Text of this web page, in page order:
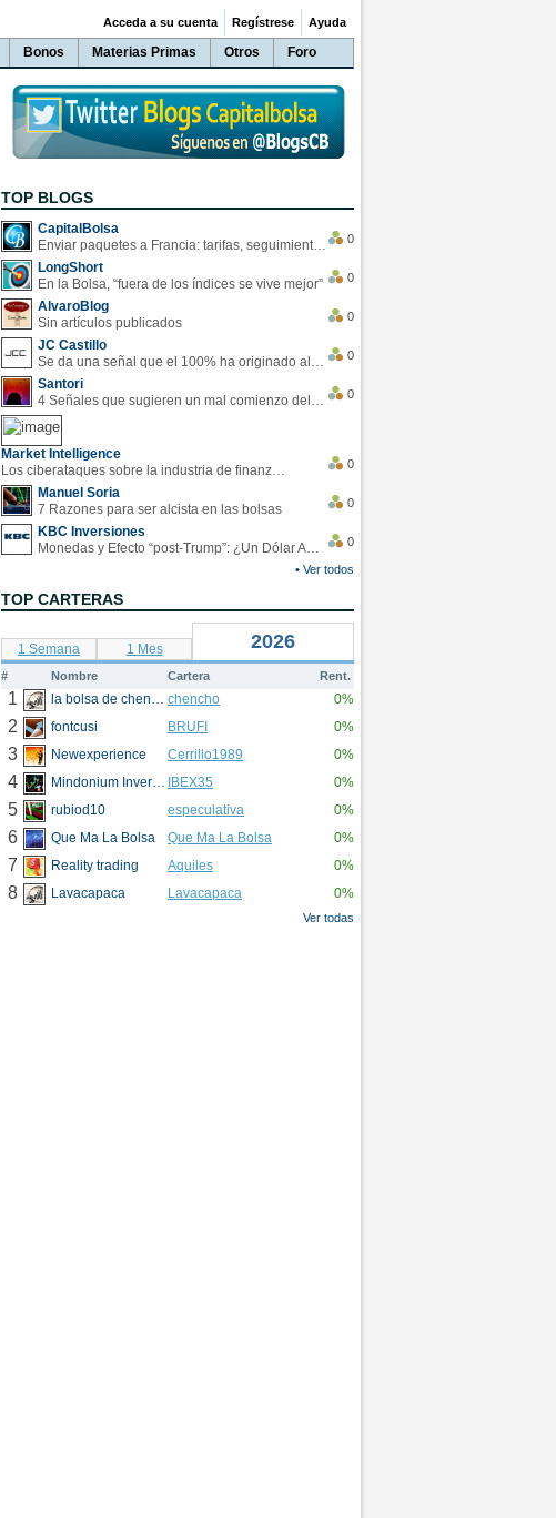
Bonos Materias Primas Otros Foro
Acceda a su cuenta Regístrese Ayuda
TOP BLOGS
CapitalBolsa
Enviar paquetes a Francia: tarifas, seguimiento y ventajas destacadas
0
LongShort
En la Bolsa, “fuera de los índices se vive mejor”
0
AlvaroBlog
Sin artículos publicados
0
JC Castillo
Se da una señal que el 100% ha originado alzas en las bolsas
0
Santori
4 Señales que sugieren un mal comienzo del 3T de la economía EEUU
0
Market Intelligence
Los ciberataques sobre la industria de finanzas se han duplicado este año
0
Manuel Soria
7 Razones para ser alcista en las bolsas
0
KBC Inversiones
Monedas y Efecto “post-Trump”: ¿Un Dólar Americano operando en rangos?
0
• Ver todos
TOP CARTERAS
1 Semana 1 Mes 2026
# Nombre Cartera Rent.
1 la bolsa de chencho chencho 0%
2 fontcusi BRUFI 0%
3 Newexperience Cerrillo1989 0%
4 Mindonium Inversions IBEX35 0%
5 rubiod10 especulativa 0%
6 Que Ma La Bolsa Que Ma La Bolsa 0%
7 Reality trading Aquiles 0%
8 Lavacapaca Lavacapaca 0%
Ver todas